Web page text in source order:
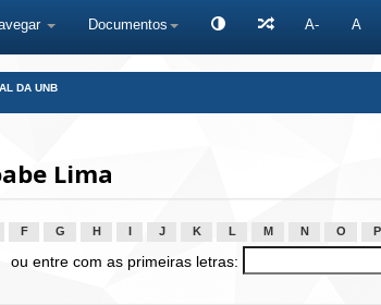
Documentos A- A
DA UNB
Lima
F G H J K L M N O P
ou entre com as primeiras letras: